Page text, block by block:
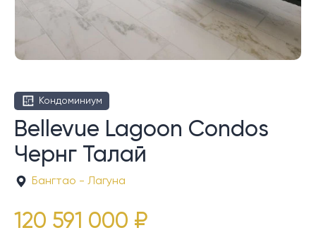
Кондоминиум
Bellevue Lagoon Condos
Чернг Талай
Бангтао - Лагуна
120 591 000 ₽